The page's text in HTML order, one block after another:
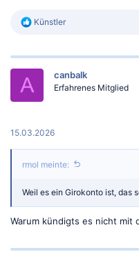
R
k
o
:
Künstler
canbalk
Erfahrenes Mitglied
15.03.2026
rmol meinte:
Weil es ein Girokonto ist, das
Warum kündigts es nicht mit